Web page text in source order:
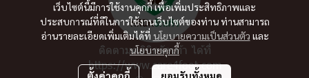
เว็บไซต์นี้มีการใช้งานคุกกี้ เพื่อเพิ่มประสิทธิภาพและ
ประสบการณ์ที่ดีในการใช้งานเว็บไซต์ของท่าน ท่านสามารถ
อ่านรายละเอียดเพิ่มเติมได้ที่ นโยบายความเป็นส่วนตัว และ
นโยบายคุกกี้
ตั้งค่าคุกกี้ ยอมรับทั้งหมด
ติดตามคลินิกรักเท้า ได้ที่
https://www.care4foot.com